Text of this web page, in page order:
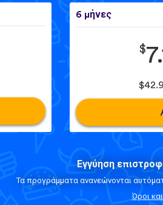
6 μήνες
$
Εγγύηση
Τα προγράμματα ανανεώνονται
Όροι